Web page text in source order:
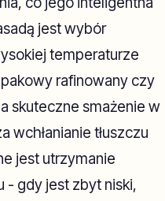
jest wybór
temperaturze
rafinowany czy
skuteczne smażenie w
wchłanianie tłuszczu
jest utrzymanie
- gdy jest zbyt niski,